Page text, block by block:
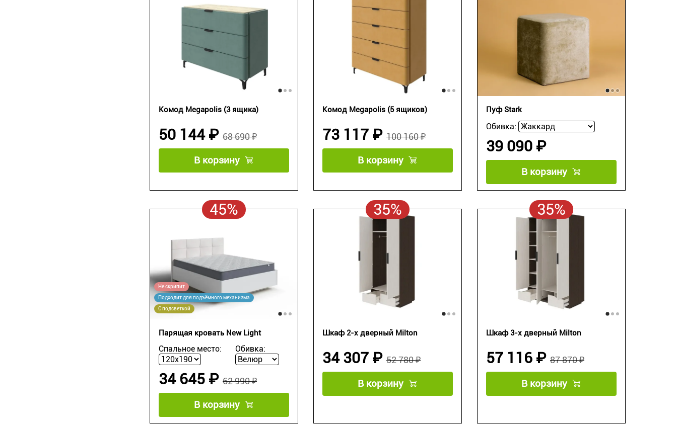
Комод Megapolis (3 ящика)
68 690 ₽
50 144 ₽
В корзину
Комод Megapolis (5 ящиков)
100 160 ₽
73 117 ₽
В корзину
Пуф Stark
Обивка:
39 090 ₽
В корзину
45%
Не скрипит
Подходит для подъёмного механизма
С подсветкой
Парящая кровать New Light
Спальное место: Обивка:
62 990 ₽
34 645 ₽
В корзину
35%
Шкаф 2-х дверный Milton
52 780 ₽
34 307 ₽
В корзину
35%
Шкаф 3-х дверный Milton
87 870 ₽
57 116 ₽
В корзину